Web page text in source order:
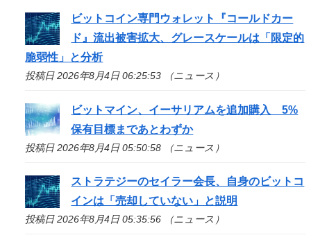
ビットコイン専門ウォレット『コールドカー
ド』流出被害拡大、グレースケールは「限定的
脆弱性」と分析
投稿日 2026年8月4日 06:25:53 （ニュース）
ビットマイン、イーサリアムを追加購入 5%
保有目標まであとわずか
投稿日 2026年8月4日 05:50:58 （ニュース）
ストラテジーのセイラー会長、自身のビットコ
インは「売却していない」と説明
投稿日 2026年8月4日 05:35:56 （ニュース）